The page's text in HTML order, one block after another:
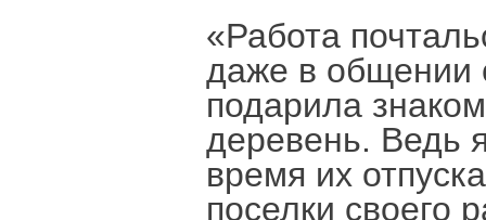
«Работа
даже в общении
подарила
деревень. Ведь
время их
поселки своего